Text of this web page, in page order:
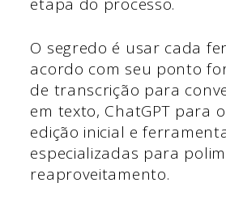
O segredo é usar cada
acordo com seu ponto
de transcrição para
em texto, ChatGPT para
edição inicial e
especializadas para
reaproveitamento.